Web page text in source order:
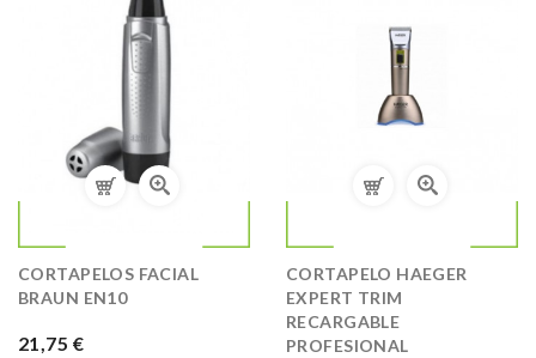
CORTAPELOS FACIAL
BRAUN EN10
PRECIO
21,75 €
CORTAPELO HAEGER
EXPERT TRIM
RECARGABLE
PROFESIONAL